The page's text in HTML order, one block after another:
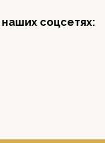
соцсетях: